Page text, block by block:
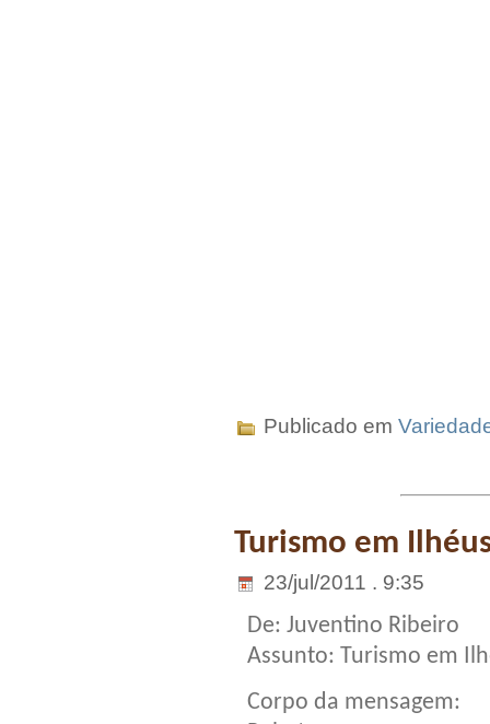
Publicado em
Turismo em
23/jul/2011 . 9:35
De: Juventino Ribeiro
Assunto: Turismo em
Corpo da mensagem: